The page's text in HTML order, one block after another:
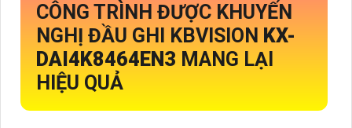
CÔNG TRÌNH ĐƯỢC KHUYẾN
NGHỊ ĐẦU GHI KBVISION KX-
DAI4K8464EN3 MANG LẠI
HIỆU QUẢ